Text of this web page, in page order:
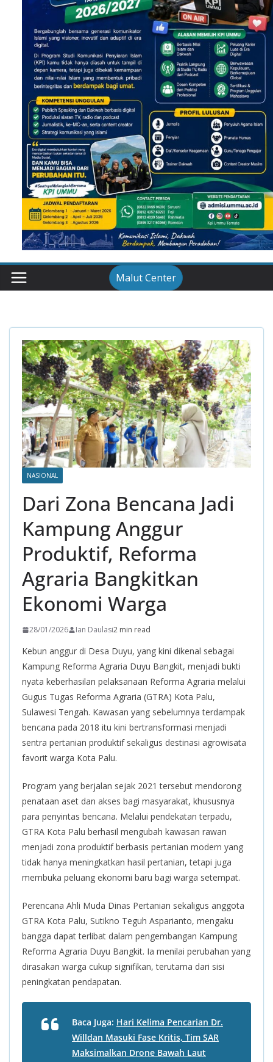
Malut Center
NASIONAL
Dari Zona Bencana Jadi
Kampung Anggur
Produktif, Reforma
Agraria Bangkitkan
Ekonomi Warga
28/01/2026 Ian Daulasi2 min read
Kebun anggur di Desa Duyu, yang kini dikenal sebagai
Kampung Reforma Agraria Duyu Bangkit, menjadi bukti
nyata keberhasilan pelaksanaan Reforma Agraria melalui
Gugus Tugas Reforma Agraria (GTRA) Kota Palu,
Sulawesi Tengah. Kawasan yang sebelumnya terdampak
bencana pada 2018 itu kini bertransformasi menjadi
sentra pertanian produktif sekaligus destinasi agrowisata
favorit warga Kota Palu.
Program yang berjalan sejak 2021 tersebut mendorong
penataan aset dan akses bagi masyarakat, khususnya
para penyintas bencana. Melalui pendekatan terpadu,
GTRA Kota Palu berhasil mengubah kawasan rawan
menjadi zona produktif berbasis pertanian modern yang
tidak hanya meningkatkan hasil pertanian, tetapi juga
membuka peluang ekonomi baru bagi warga setempat.
Perencana Ahli Muda Dinas Pertanian sekaligus anggota
GTRA Kota Palu, Sutikno Teguh Asparianto, mengaku
bangga dapat terlibat dalam pengembangan Kampung
Reforma Agraria Duyu Bangkit. Ia menilai perubahan yang
dirasakan warga cukup signifikan, terutama dari sisi
peningkatan pendapatan.
Baca Juga: Hari Kelima Pencarian Dr.
Willdan Masuki Fase Kritis, Tim SAR
Maksimalkan Drone Bawah Laut